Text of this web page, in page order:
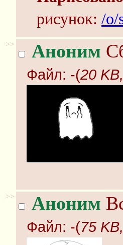
рисунок: /o/
>> Аноним
Файл: -(20
>> Аноним
Файл: -(75